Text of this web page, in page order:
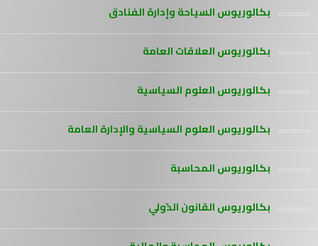
بكالوريوس السياحة وإدارة الفنادق
بكالوريوس العلاقات العامة
بكالوريوس العلوم السياسية
بكالوريوس العلوم السياسية والإدارة العامة
بكالوريوس المحاسبة
بكالوريوس القانون الدّولي